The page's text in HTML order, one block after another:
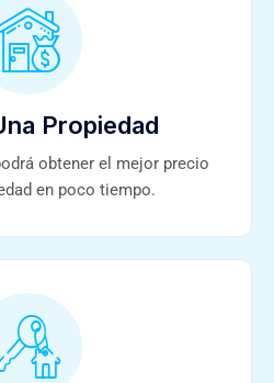
Propiedad
obtener el mejor precio
en poco tiempo.